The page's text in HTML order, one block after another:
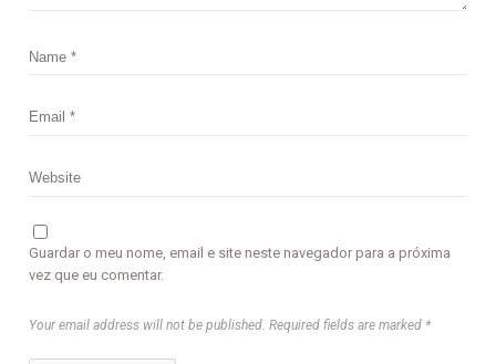
Guardar o meu nome, email e site neste navegador para a próxima
vez que eu comentar.
Your email address will not be published. Required fields are marked *